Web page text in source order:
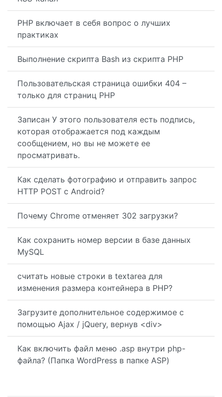
PHP включает в себя вопрос о лучших
практиках
Выполнение скрипта Bash из скрипта PHP
Пользовательская страница ошибки 404 –
только для страниц PHP
Записан У этого пользователя есть подпись,
которая отображается под каждым
сообщением, но вы не можете ее
просматривать.
Как сделать фотографию и отправить запрос
HTTP POST с Android?
Почему Chrome отменяет 302 загрузки?
Как сохранить номер версии в базе данных
MySQL
считать новые строки в textarea для
изменения размера контейнера в PHP?
Загрузите дополнительное содержимое с
помощью Ajax / jQuery, вернув <div>
Как включить файл меню .asp внутри php-
файла? (Папка WordPress в папке ASP)